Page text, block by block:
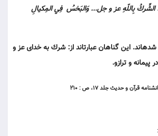
الشِّركُ بِاللّهِ عز و جل... وَالبَخسُ فِي المِكيالِ
اين گناهان عبارت‏اند از: شرك به خداى عز و
و ترازو.